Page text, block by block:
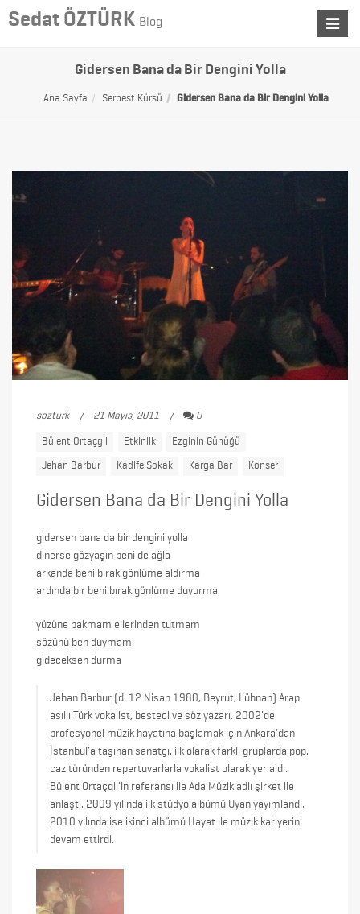
Toggle
Sedat ÖZTÜRK Blog
Gidersen Bana da Bir Dengini Yolla
Ana Sayfa Serbest Kürsü Gidersen Bana da Bir Dengini Yolla
sozturk 21 Mayıs, 2011 0
Bülent Ortaçgil Etkinlik Ezginin Günüğü
Jehan Barbur Kadife Sokak Karga Bar Konser
Gidersen Bana da Bir Dengini Yolla
gidersen bana da bir dengini yolla
dinerse gözyaşın beni de ağla
arkanda beni bırak gönlüme aldırma
ardında bir beni bırak gönlüme duyurma
yüzüne bakmam ellerinden tutmam
sözünü ben duymam
gideceksen durma
Jehan Barbur (d. 12 Nisan 1980, Beyrut, Lübnan) Arap
asıllı Türk vokalist, besteci ve söz yazarı. 2002’de
profesyonel müzik hayatına başlamak için Ankara’dan
İstanbul’a taşınan sanatçı, ilk olarak farklı gruplarda pop,
caz türünden repertuvarlarla vokalist olarak yer aldı.
Bülent Ortaçgil’in referansı ile Ada Müzik adlı şirket ile
anlaştı. 2009 yılında ilk stüdyo albümü Uyan yayımlandı.
2010 yılında ise ikinci albümü Hayat ile müzik kariyerini
devam ettirdi.